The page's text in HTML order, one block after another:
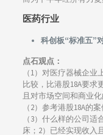
医药行业
科创板“标准五”
点石观点：
（1）对医疗器械企
比较，比港股18A要求
且对市场空间和商业
（2）参考港股18A的
（3）什么样的公司
床；2）已经实现收入